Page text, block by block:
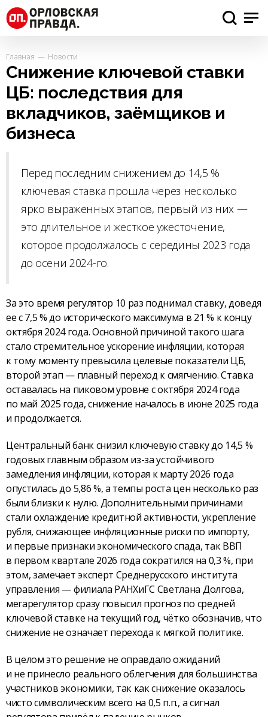
Главная Новости
Снижение ключевой ставки
ЦБ: последствия для
вкладчиков, заёмщиков и
бизнеса
Перед последним снижением до 14,5 %
ключевая ставка прошла через несколько
ярко выраженных этапов, первый из них —
это длительное и жесткое ужесточение,
которое продолжалось с середины 2023 года
до осени 2024-го.
За это время регулятор 10 раз поднимал ставку, доведя
ее с 7,5 % до исторического максимума в 21 % к концу
октября 2024 года. Основной причиной такого шага
стало стремительное ускорение инфляции, которая
к тому моменту превысила целевые показатели ЦБ,
второй этап — плавный переход к смягчению. Ставка
оставалась на пиковом уровне с октября 2024 года
по май 2025 года, снижение началось в июне 2025 года
и продолжается.
Центральный банк снизил ключевую ставку до 14,5 %
годовых главным образом из-за устойчивого
замедления инфляции, которая к марту 2026 года
опустилась до 5,86 %, а темпы роста цен несколько раз
были близки к нулю. Дополнительными причинами
стали охлаждение кредитной активности, укрепление
рубля, снижающее инфляционные риски по импорту,
и первые признаки экономического спада, так ВВП
в первом квартале 2026 года сократился на 0,3 %, при
этом, замечает эксперт Среднерусского института
управления — филиала РАНХиГС Светлана Долгова,
мегарегулятор сразу повысил прогноз по средней
ключевой ставке на текущий год, чётко обозначив, что
снижение не означает перехода к мягкой политике.
В целом это решение не оправдало ожиданий
и не принесло реального облегчения для большинства
участников экономики, так как снижение оказалось
чисто символическим всего на 0,5 п.п., а сигнал